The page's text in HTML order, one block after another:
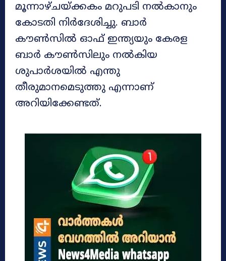
മൂന്നാഴ്ചയ്ക്കകം മറുപടി നൽകാനും
കോടതി നിർദേശിച്ചു. ബാർ
കൗൺസിൽ ഓഫ് ഇന്ത്യയും കേരള
ബാർ കൗൺസിലും നൽകിയ
ശുപാർശയിൽ എന്തു
തീരുമാനമെടുത്തു എന്നാണ്
അറിയിക്കേണ്ടത്.